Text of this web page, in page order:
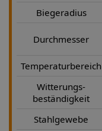
Biegeradius
Durchmesser
Temperaturbereich
Witterungs-
beständigkeit
Stahlgewebe